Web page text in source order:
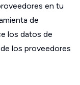
en tu
de
los datos de
los proveedores